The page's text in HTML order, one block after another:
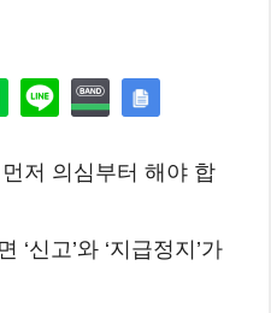
저 의심부터 해야 합
‘신고’와 ‘지급정지’가